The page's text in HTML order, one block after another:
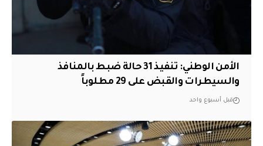
الأمن الوطني: تنفيذ 31 حالة ضبط بالمنافذ
والسيطرات والقبض على 29 مطلوباً
قبل أسبوع واحد